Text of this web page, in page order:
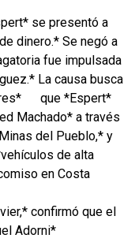
se presentó a
dinero.* Se negó a
fue impulsada
La causa busca
que *Espert*
Machado* a través
del Pueblo,* y
de alta
en Costa
confirmó que el
Adorni*